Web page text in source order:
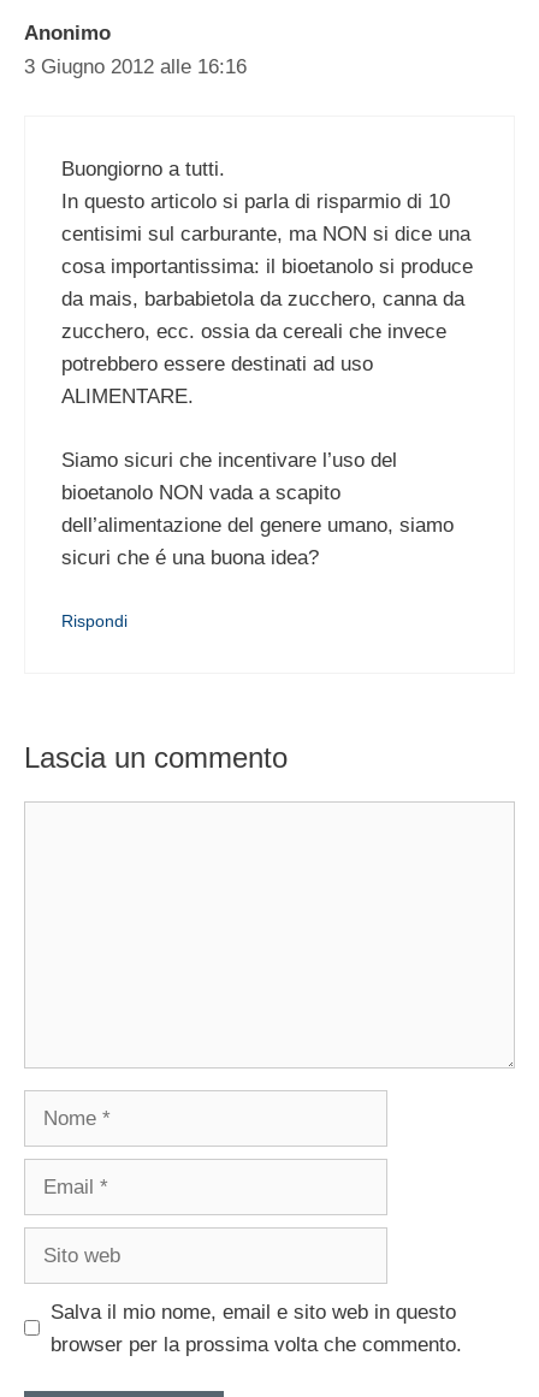
Anonimo
3 Giugno 2012 alle 16:16
Buongiorno a tutti.
In questo articolo si parla di risparmio di 10
centisimi sul carburante, ma NON si dice una
cosa importantissima: il bioetanolo si produce
da mais, barbabietola da zucchero, canna da
zucchero, ecc. ossia da cereali che invece
potrebbero essere destinati ad uso
ALIMENTARE.
Siamo sicuri che incentivare l’uso del
bioetanolo NON vada a scapito
dell’alimentazione del genere umano, siamo
sicuri che é una buona idea?
Rispondi
Lascia un commento
Nome
Email
Sito
Salva il mio nome, email e sito web in questo
browser per la prossima volta che commento.